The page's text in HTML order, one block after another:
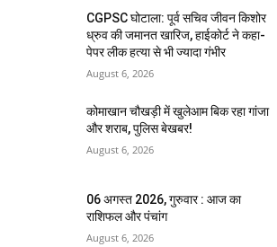
CGPSC घोटाला: पूर्व सचिव जीवन किशोर
ध्रुव की जमानत खारिज, हाईकोर्ट ने कहा-
पेपर लीक हत्या से भी ज्यादा गंभीर
August 6, 2026
कोमाखान चौखड़ी में खुलेआम बिक रहा गांजा
और शराब, पुलिस बेखबर!
August 6, 2026
06 अगस्त 2026, गुरुवार : आज का
राशिफल और पंचांग
August 6, 2026